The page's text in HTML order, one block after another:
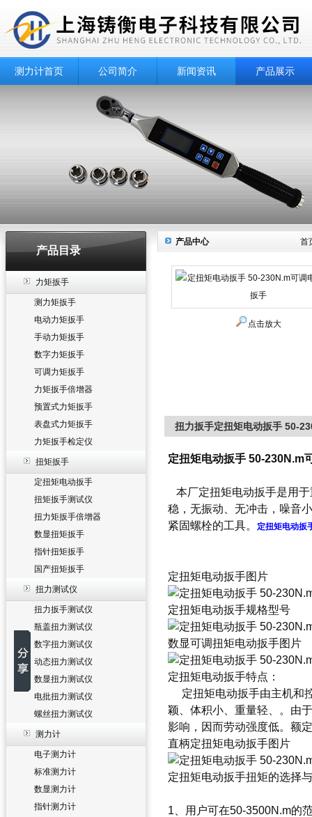
测力计首页 公司简介 新闻资讯 产品展示
产品目录
力矩扳手
测力矩扳手
电动力矩扳手
手动力矩扳手
数字力矩扳手
可调力矩扳手
力矩扳手倍增器
预置式力矩扳手
表盘式力矩扳手
力矩扳手检定仪
扭矩扳手
定扭矩电动扳手
扭矩扳手测试仪
扭力矩扳手倍增器
数显扭矩扳手
指针扭矩扳手
国产扭矩扳手
扭力测试仪
扭力扳手测试仪
瓶盖扭力测试仪
数字扭力测试仪
动态扭力测试仪
数显扭力测试仪
电批扭力测试仪
螺丝扭力测试仪
测力计
电子测力计
标准测力计
数显测力计
指针测力计
首
产品中心
点击放大
扭力扳手定扭矩电动扳手 50-
定扭矩电动扳手 50-230N.m
本厂定扭矩电动扳手是用
稳，无振动、无冲击，噪音
紧固螺栓的工具。
定扭矩电动扳
定扭矩电动扳手图片
定扭矩电动扳手规格型号
数显可调扭矩电动扳手图片
定扭矩电动扳手特点：
定扭矩电动扳手由主机和
颖、体积小、重量轻、。由
影响，因而劳动强度低。额
直柄定扭矩电动扳手图片
定扭矩电动扳手扭矩的选择
1、用户可在50-3500N.m的